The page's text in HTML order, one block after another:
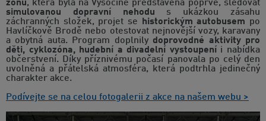
zónu, která byla na Vysočině představena poprvé, sledovat
simulovanou dopravní nehodu s ukázkou zásahu
záchranných složek, projet se
historickým autobusem po
Havlíčkově Brodě nebo otestovat nejnovější vozy, karavany
a obytná auta. Program doplnily doprovodné aktivity pro
děti, cyklozóna, hudební a divadelní vystoupeníi nabídka
občerstvení. Díky příznivému počasí panovala po celý den
uvolněná a přátelská atmosféra, která podtrhla jedinečný
charakter akce.
Podívejte se na celou fotogalerii z akce na našem webu >